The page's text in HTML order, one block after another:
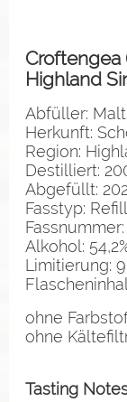
Croftengea
Highland
Abfüller:
Herkunft:
Region:
Destilliert:
Abgefüllt:
Fasstyp:
Alkohol:
Limitierung:
ohne
ohne
Tasting